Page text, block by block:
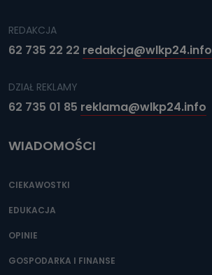
REDAKCJA
62 735 22 22 redakcja@wlkp24.info
DZIAŁ REKLAMY
62 735 01 85 reklama@wlkp24.info
WIADOMOŚCI
CIEKAWOSTKI
EDUKACJA
OPINIE
GOSPODARKA I FINANSE